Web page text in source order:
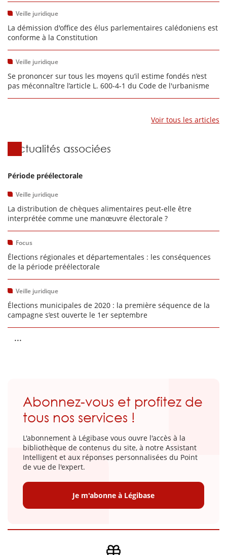
Veille juridique
La démission d'office des élus parlementaires calédoniens est
conforme à la Constitution
Veille juridique
Se prononcer sur tous les moyens qu’il estime fondés n’est
pas méconnaître l’article L. 600-4-1 du Code de l'urbanisme
Voir tous les articles
Actualités associées
Période préélectorale
Veille juridique
La distribution de chèques alimentaires peut-elle être
interprétée comme une manœuvre électorale ?
Focus
Élections régionales et départementales : les conséquences
de la période préélectorale
Veille juridique
Élections municipales de 2020 : la première séquence de la
campagne s’est ouverte le 1er septembre
...
Abonnez-vous et profitez de
tous nos services !
L'abonnement à Légibase vous ouvre l'accès à la
bibliothèque de contenus du site, à notre Assistant
Intelligent et aux réponses personnalisées du Point
de vue de l'expert.
Je m'abonne à Légibase